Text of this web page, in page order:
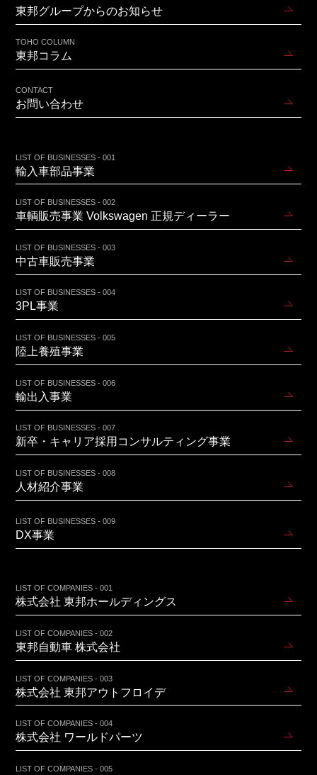
東邦グループからのお知らせ
TOHO COLUMN
東邦コラム
CONTACT
お問い合わせ
LIST OF BUSINESSES - 001
輸入車部品事業
LIST OF BUSINESSES - 002
車輌販売事業 Volkswagen 正規ディーラー
LIST OF BUSINESSES - 003
中古車販売事業
LIST OF BUSINESSES - 004
3PL事業
LIST OF BUSINESSES - 005
陸上養殖事業
LIST OF BUSINESSES - 006
輸出入事業
LIST OF BUSINESSES - 007
新卒・キャリア採用コンサルティング事業
LIST OF BUSINESSES - 008
人材紹介事業
LIST OF BUSINESSES - 009
DX事業
LIST OF COMPANIES - 001
株式会社 東邦ホールディングス
LIST OF COMPANIES - 002
東邦自動車 株式会社
LIST OF COMPANIES - 003
株式会社 東邦アウトフロイデ
LIST OF COMPANIES - 004
株式会社 ワールドパーツ
LIST OF COMPANIES - 005